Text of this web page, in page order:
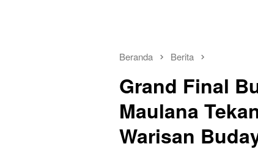
Beranda Berita
Grand Final
Maulana
Warisan